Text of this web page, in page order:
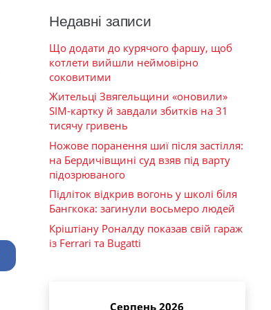
Недавні записи
Що додати до курячого фаршу, щоб
котлети вийшли неймовірно
соковитими
Жительці Звягельщини «оновили»
SIM-картку й завдали збитків на 31
тисячу гривень
Ножове поранення шиї після застілля:
на Бердичівщині суд взяв під варту
підозрюваного
Підліток відкрив вогонь у школі біля
Бангкока: загинули восьмеро людей
Кріштіану Роналду показав свій гараж
із Ferrari та Bugatti
Серпень 2026